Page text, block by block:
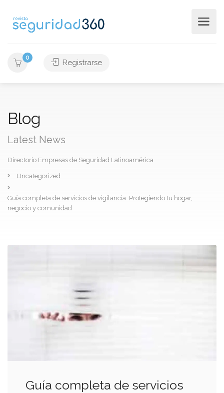
0
Registrarse
Blog
Latest News
Directorio Empresas de Seguridad Latinoamérica
Uncategorized
Guía completa de servicios de vigilancia: Protegiendo tu hogar,
negocio y comunidad
Guía completa de servicios